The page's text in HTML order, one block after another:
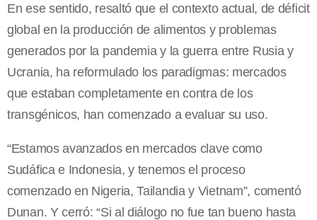
En ese sentido, resaltó que el contexto actual, de déficit
global en la producción de alimentos y problemas
generados por la pandemia y la guerra entre Rusia y
Ucrania, ha reformulado los paradigmas: mercados
que estaban completamente en contra de los
transgénicos, han comenzado a evaluar su uso.
“Estamos avanzados en mercados clave como
Sudáfica e Indonesia, y tenemos el proceso
comenzado en Nigeria, Tailandia y Vietnam”, comentó
Dunan. Y cerró: “Si al diálogo no fue tan bueno hasta